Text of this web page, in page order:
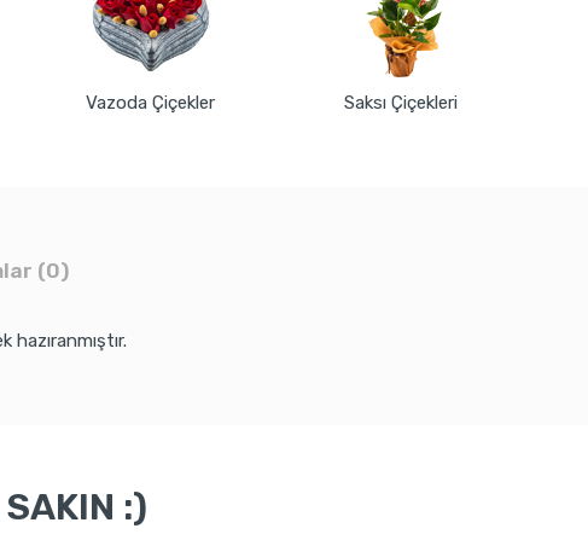
Vazoda Çiçekler Saksı Çiçekleri
(0)
:)